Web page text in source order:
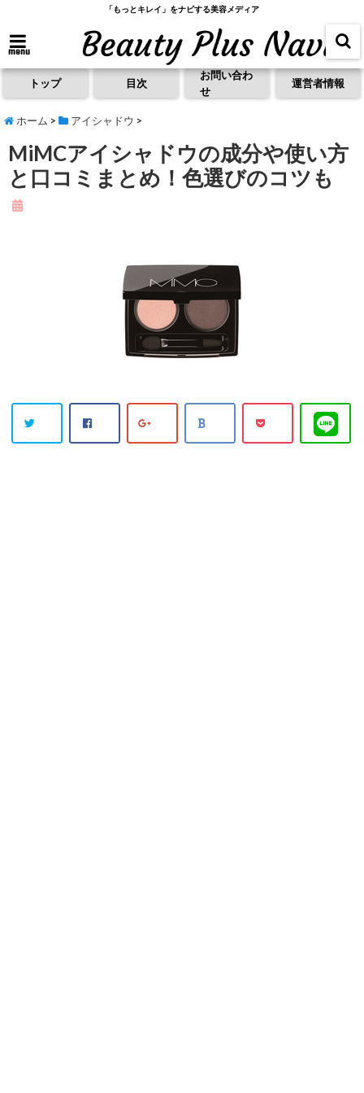
「もっとキレイ」をナビする美容メディア
menu
トップ 目次
お問い合わ
せ
運営者情報
ホーム > アイシャドウ >
MiMCアイシャドウの成分や使い方
と口コミまとめ！色選びのコツも